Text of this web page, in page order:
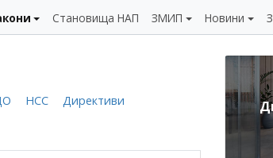
Становища НАП ЗМИП Новини
НСС Директиви